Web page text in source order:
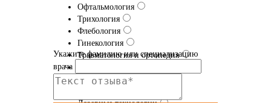
Офтальмология
Трихология
Флебология
Гинекология
Травматология и ортопедия
Урология
Укажите фамилию или специализацию
врача